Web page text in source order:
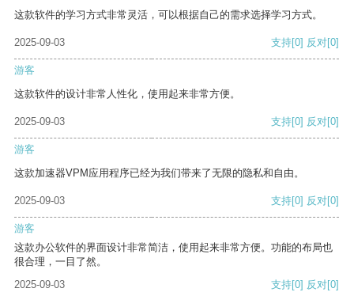
这款软件的学习方式非常灵活，可以根据自己的需求选择学习方式。
2025-09-03 支持[0] 反对[0]
游客
这款软件的设计非常人性化，使用起来非常方便。
2025-09-03 支持[0] 反对[0]
游客
这款加速器VPM应用程序已经为我们带来了无限的隐私和自由。
2025-09-03 支持[0] 反对[0]
游客
这款办公软件的界面设计非常简洁，使用起来非常方便。功能的布局也
很合理，一目了然。
2025-09-03
支持[0] 反对[0]